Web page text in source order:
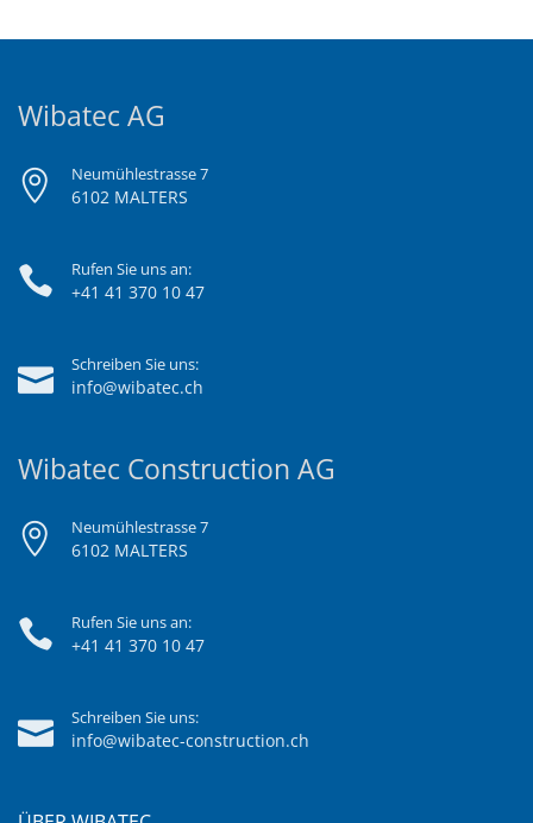
Wibatec AG
Neumühlestrasse 7
6102 MALTERS
Rufen Sie uns an:
+41 41 370 10 47
Schreiben Sie uns:
info@wibatec.ch
Wibatec Construction AG
Neumühlestrasse 7
6102 MALTERS
Rufen Sie uns an:
+41 41 370 10 47
Schreiben Sie uns:
info@wibatec-construction.ch